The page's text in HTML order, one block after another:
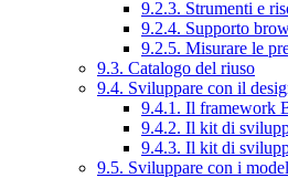
9.2.3. Strumenti e
9.2.4. Supporto
9.2.5. Misurare le
9.3. Catalogo del riuso
9.4. Sviluppare con il
9.4.1. Il framework
9.4.2. Il kit di
9.4.3. Il kit di
9.5. Sviluppare con i